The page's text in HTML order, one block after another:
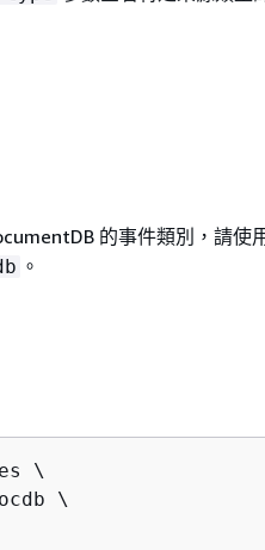
的事件類別，請使
。
\
\